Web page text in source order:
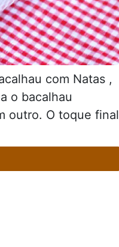
com Natas ,
o bacalhau
outro. O toque final